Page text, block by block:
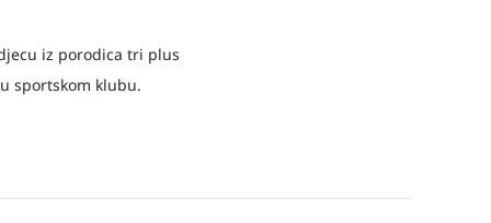
iz porodica tri plus
sportskom klubu.